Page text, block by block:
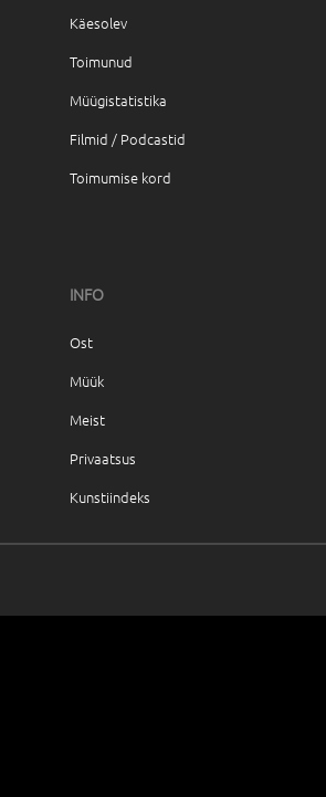
Käesolev
Toimunud
Müügistatistika
Filmid / Podcastid
Toimumise kord
INFO
Ost
Müük
Meist
Privaatsus
Kunstiindeks